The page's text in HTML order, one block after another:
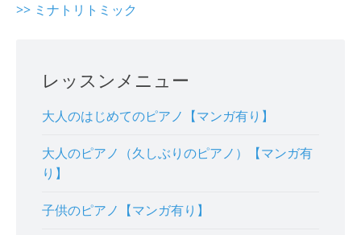
>> ミナトリトミック
レッスンメニュー
大人のはじめてのピアノ【マンガ有り】
大人のピアノ（久しぶりのピアノ）【マンガ有
り】
子供のピアノ【マンガ有り】